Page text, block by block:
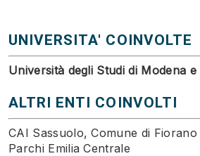
UNIVERSITA' COINVOLTE
Università degli Studi di Modena e
ALTRI ENTI COINVOLTI
CAI Sassuolo, Comune di
Parchi Emilia Centrale